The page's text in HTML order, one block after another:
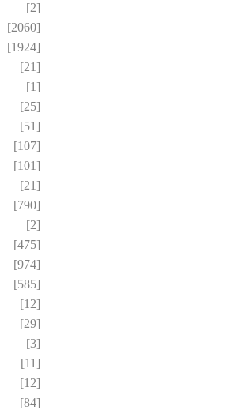
[2]
[2060]
[1924]
[21]
[1]
[25]
[51]
[107]
[101]
[21]
[790]
[2]
[475]
[974]
[585]
[12]
[29]
[3]
[11]
[12]
[84]